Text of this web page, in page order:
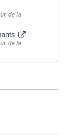
de la
de la